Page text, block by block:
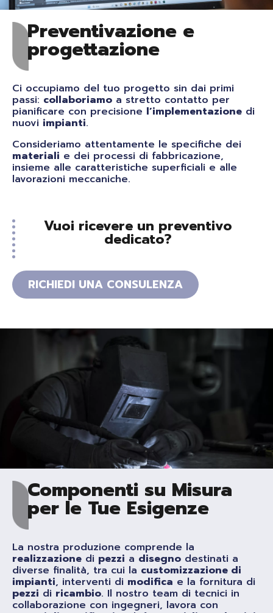
Preventivazione e
progettazione
Ci occupiamo del tuo progetto sin dai primi
passi: collaboriamo a stretto contatto per
pianificare con precisione l’implementazione di
nuovi impianti.
Consideriamo attentamente le specifiche dei
materiali e dei processi di fabbricazione,
insieme alle caratteristiche superficiali e alle
lavorazioni meccaniche.
Vuoi ricevere un preventivo
dedicato?
RICHIEDI UNA CONSULENZA
Componenti su Misura
per le Tue Esigenze
La nostra produzione comprende la
realizzazione di pezzi a disegno destinati a
diverse finalità, tra cui la customizzazione di
impianti, interventi di modifica e la fornitura di
pezzi di ricambio. Il nostro team di tecnici in
collaborazione con ingegneri, lavora con